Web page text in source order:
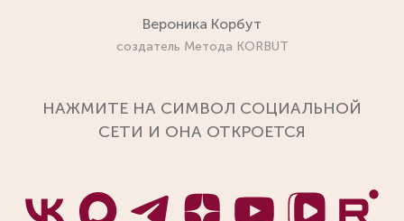
Вероника Корбут
создатель Метода KORBUT
НАЖМИТЕ НА СИМВОЛ СОЦИАЛЬНОЙ
СЕТИ И ОНА ОТКРОЕТСЯ